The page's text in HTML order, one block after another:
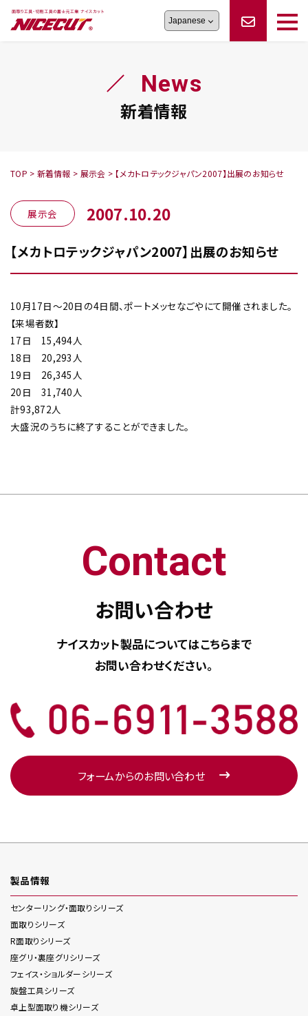
旋盤工具シリーズ
シリーズ
ハンディー
シリーズ
チップ・ビット情報
工具・部品一覧
フェイス・ショルダーシリーズかんたんオーダー
トラブルシューティング
ロックピンの逆ジメに注意
News
新着情報
TOP > 新着情報 > 展示会 > 【メカトロテックジャパン2007】出展のお知らせ
展示会 2007.10.20
【メカトロテックジャパン2007】出展のお知らせ
10月17日〜20日の4日間、ポートメッセなごやにて開催されました。
【来場者数】
17日 15,494人
18日 20,293人
19日 26,345人
20日 31,740人
計93,872人
大盛況のうちに終了することができました。
Contact
お問い合わせ
ナイスカット製品についてはこちらまで
お問い合わせください。
フォームからのお問い合わせ
製品情報
センターリング・面取りシリーズ
面取りシリーズ
R面取りシリーズ
座グリ・裏座グリシリーズ
フェイス・ショルダーシリーズ
旋盤工具シリーズ
卓上型面取り機シリーズ